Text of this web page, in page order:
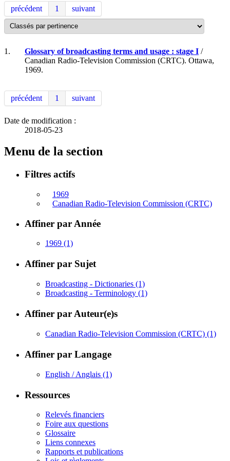
précédent 1 suivant
1. Glossary of broadcasting terms and usage : stage I /
Canadian Radio-Television Commission (CRTC). Ottawa,
1969.
précédent 1 suivant
Date de modification :
2018-05-23
Menu de la section
Filtres actifs
1969
Canadian Radio-Television Commission (CRTC)
Affiner par Année
1969 (1)
Affiner par Sujet
Broadcasting - Dictionaries (1)
Broadcasting - Terminology (1)
Affiner par Auteur(e)s
Canadian Radio-Television Commission (CRTC) (1)
Affiner par Langage
English / Anglais (1)
Ressources
Relevés financiers
Foire aux questions
Glossaire
Liens connexes
Rapports et publications